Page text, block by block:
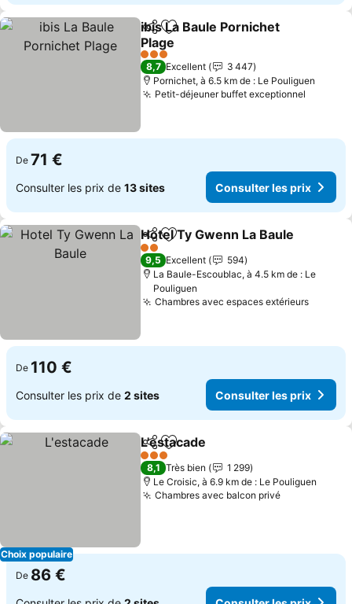
PartagerAjouter à mes favoris
ibis La Baule Pornichet
Plage
3 Étoiles
8,7 Excellent
3 447
Pornichet, à 6.5 km de : Le Pouliguen
Petit-déjeuner buffet exceptionnel
De 71 €
Consulter les prix de 13 sites Consulter les prix
PartagerAjouter à mes favoris
Hotel Ty Gwenn La Baule
2 Étoiles
9,5 Excellent
594
La Baule-Escoublac, à 4.5 km de : Le
Pouliguen
Chambres avec espaces extérieurs
De 110 €
Consulter les prix de 2 sites Consulter les prix
Choix populaire
PartagerAjouter à mes favoris
L'estacade
3 Étoiles
8,1 Très bien
1 299
Le Croisic, à 6.9 km de : Le Pouliguen
Chambres avec balcon privé
De 86 €